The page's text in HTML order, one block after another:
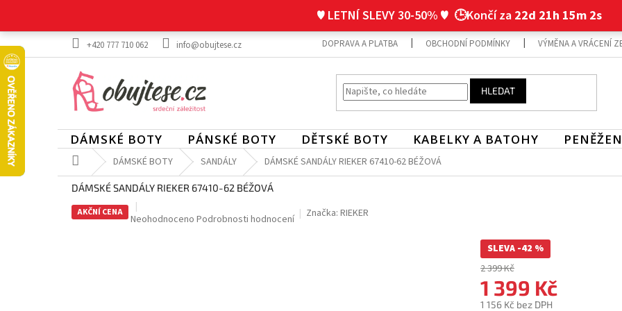
obsah
♥ LETNÍ SLEVY 30-50% ♥ 🕒Končí za 22d 21h 15m 1s
+420 777 710 062 info@obujtese.cz DOPRAVA A PLATBA OBCHODNÍ PODMÍNKY VÝMĚNA A VRÁCENÍ
HLEDAT
DÁMSKÉ BOTY PÁNSKÉ BOTY DĚTSKÉ BOTY KABELKY A BATOHY
Domů DÁMSKÉ BOTY SANDÁLY DÁMSKÉ SANDÁLY RIEKER 67410-62 BÉŽOVÁ
DÁMSKÉ SANDÁLY RIEKER 67410-62 BÉŽOVÁ
AKČNÍ CENA
Průměrné
Neohodnoceno Podrobnosti hodnocení Značka: RIEKER
SLEVA -42 %
2 399 Kč
1 399 Kč
1 156 Kč bez DPH